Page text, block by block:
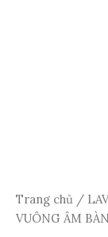
Trang chủ /
VUÔNG ÂM